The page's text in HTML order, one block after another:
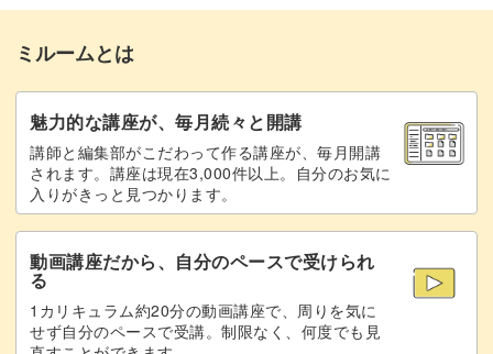
マットトップでお花をコーティングする 31:34
花芯部分にストーンをのせる
トップジェルでストーンを固定する
完成 37:15
ミルームとは
魅力的な講座が、毎月続々と開講
講師と編集部がこだわって作る講座が、毎月開講
されます。講座は現在3,000件以上。自分のお気に
入りがきっと見つかります。
動画講座だから、自分のペースで受けられ
る
1カリキュラム約20分の動画講座で、周りを気に
せず自分のペースで受講。制限なく、何度でも見